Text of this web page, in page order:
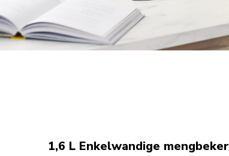
1,6 L Enkelwandige mengbeker